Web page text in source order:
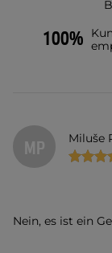
100%
MP Miluše
Nein, es ist ein